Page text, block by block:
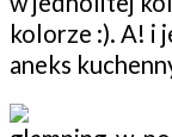
kolorze :). A! i
aneks